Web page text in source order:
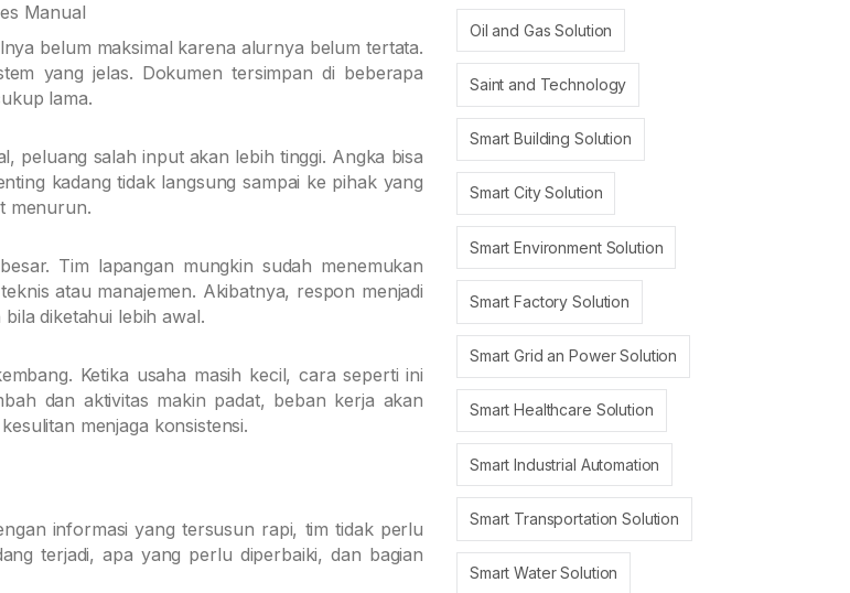
Manual
belum maksimal karena alurnya belum tertata.
yang jelas. Dokumen tersimpan di beberapa
lama.
peluang salah input akan lebih tinggi. Angka bisa
kadang tidak langsung sampai ke pihak yang
menurun.
Tim lapangan mungkin sudah menemukan
atau manajemen. Akibatnya, respon menjadi
diketahui lebih awal.
Ketika usaha masih kecil, cara seperti ini
dan aktivitas makin padat, beban kerja akan
menjaga konsistensi.
informasi yang tersusun rapi, tim tidak perlu
terjadi, apa yang perlu diperbaiki, dan bagian
Oil and Gas Solution
Saint and Technology
Smart Building Solution
Smart City Solution
Smart Environment Solution
Smart Factory Solution
Smart Grid an Power Solution
Smart Healthcare Solution
Smart Industrial Automation
Smart Transportation Solution
Smart Water Solution